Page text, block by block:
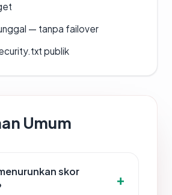
— tanpa failover
publik
Umum
skor